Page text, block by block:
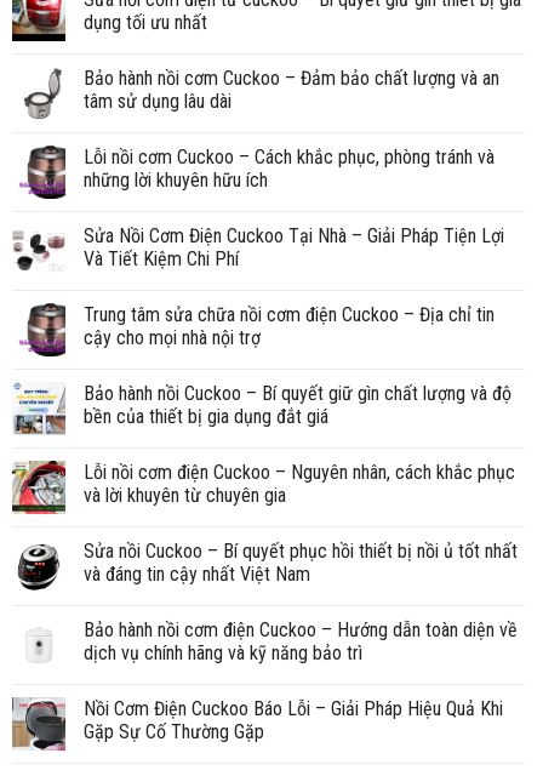
dụng tối ưu nhất
Bảo hành nồi cơm Cuckoo – Đảm bảo chất lượng và an
tâm sử dụng lâu dài
Lỗi nồi cơm Cuckoo – Cách khắc phục, phòng tránh và
những lời khuyên hữu ích
Sửa Nồi Cơm Điện Cuckoo Tại Nhà – Giải Pháp Tiện Lợi
Và Tiết Kiệm Chi Phí
Trung tâm sửa chữa nồi cơm điện Cuckoo – Địa chỉ tin
cậy cho mọi nhà nội trợ
Bảo hành nồi Cuckoo – Bí quyết giữ gìn chất lượng và độ
bền của thiết bị gia dụng đắt giá
Lỗi nồi cơm điện Cuckoo – Nguyên nhân, cách khắc phục
và lời khuyên từ chuyên gia
Sửa nồi Cuckoo – Bí quyết phục hồi thiết bị nồi ủ tốt nhất
và đáng tin cậy nhất Việt Nam
Bảo hành nồi cơm điện Cuckoo – Hướng dẫn toàn diện về
dịch vụ chính hãng và kỹ năng bảo trì
Nồi Cơm Điện Cuckoo Báo Lỗi – Giải Pháp Hiệu Quả Khi
Gặp Sự Cố Thường Gặp